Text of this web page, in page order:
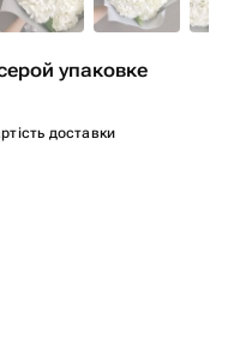
упаковке
доставки